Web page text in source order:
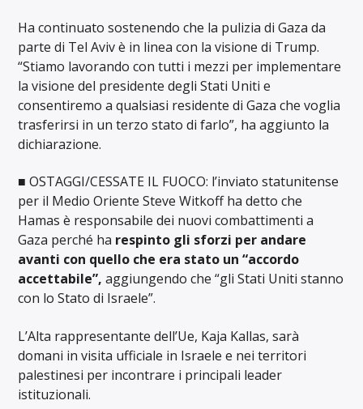
Ha continuato sostenendo che la pulizia di Gaza da
parte di Tel Aviv è in linea con la visione di Trump.
“Stiamo lavorando con tutti i mezzi per implementare
la visione del presidente degli Stati Uniti e
consentiremo a qualsiasi residente di Gaza che voglia
trasferirsi in un terzo stato di farlo”, ha aggiunto la
dichiarazione.
■ OSTAGGI/CESSATE IL FUOCO: l’inviato statunitense
per il Medio Oriente Steve Witkoff ha detto che
Hamas è responsabile dei nuovi combattimenti a
Gaza perché ha respinto gli sforzi per andare
avanti con quello che era stato un “accordo
accettabile”, aggiungendo che “gli Stati Uniti stanno
con lo Stato di Israele”.
L’Alta rappresentante dell’Ue, Kaja Kallas, sarà
domani in visita ufficiale in Israele e nei territori
palestinesi per incontrare i principali leader
istituzionali.